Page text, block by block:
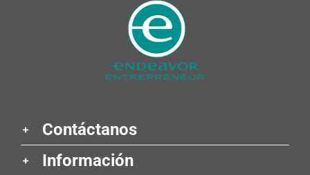
Contáctanos
Información